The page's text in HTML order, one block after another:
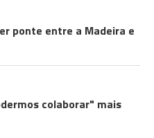
ponte entre a Madeira e
colaborar" mais